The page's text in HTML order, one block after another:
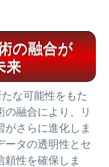
の融合が
来
な可能性をもた
の融合により、リ
がさらに進化しま
ータの透明性とセ
頼性を確保しま